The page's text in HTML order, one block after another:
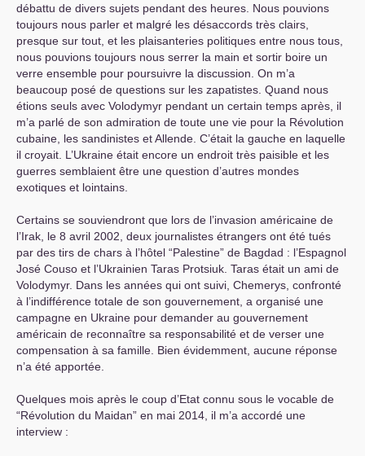
débattu de divers sujets pendant des heures. Nous pouvions
toujours nous parler et malgré les désaccords très clairs,
presque sur tout, et les plaisanteries politiques entre nous tous,
nous pouvions toujours nous serrer la main et sortir boire un
verre ensemble pour poursuivre la discussion. On m’a
beaucoup posé de questions sur les zapatistes. Quand nous
étions seuls avec Volodymyr pendant un certain temps après, il
m’a parlé de son admiration de toute une vie pour la Révolution
cubaine, les sandinistes et Allende. C’était la gauche en laquelle
il croyait. L’Ukraine était encore un endroit très paisible et les
guerres semblaient être une question d’autres mondes
exotiques et lointains.
Certains se souviendront que lors de l’invasion américaine de
l’Irak, le 8 avril 2002, deux journalistes étrangers ont été tués
par des tirs de chars à l’hôtel “Palestine” de Bagdad : l’Espagnol
José Couso et l’Ukrainien Taras Protsiuk. Taras était un ami de
Volodymyr. Dans les années qui ont suivi, Chemerys, confronté
à l’indifférence totale de son gouvernement, a organisé une
campagne en Ukraine pour demander au gouvernement
américain de reconnaître sa responsabilité et de verser une
compensation à sa famille. Bien évidemment, aucune réponse
n’a été apportée.
Quelques mois après le coup d’Etat connu sous le vocable de
“Révolution du Maidan” en mai 2014, il m’a accordé une
interview :